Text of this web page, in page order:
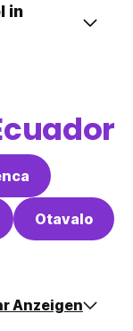
in
Otavalo
Anzeigen